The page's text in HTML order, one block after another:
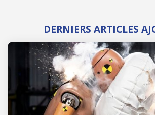
DERNIERS ARTICLES